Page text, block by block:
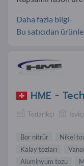
Daha fazla bilgi-
Bu satıcıdan
HME -
Tedarikçi
Bor nitrür Nikel
Kalay tozları
Alüminyum tozu